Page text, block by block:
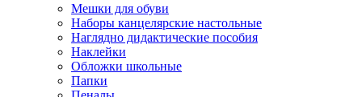
Мешки для обуви
Наборы канцелярские настольные
Наглядно дидактические пособия
Наклейки
Обложки школьные
Папки